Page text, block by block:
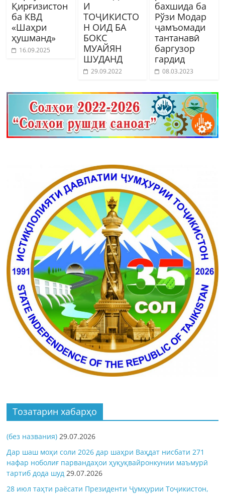
Қирғизистон
ба КВД
«Шаҳри
ҳушманд»
16.09.2025
И
ТОҶИКИСТО
Н ОИД БА
БОКС
МУАЙЯН
ШУДАНД
29.09.2022
бахшида ба
Рўзи Модар
ҷамъомади
тантанавӣ
баргузор
гардид
08.03.2023
Тозатарин хабарҳо
(без названия) 29.07.2026
Дар шаш моҳи соли 2026 дар шаҳри Ваҳдат нисбати 271
нафар ноболиғ парвандаҳои ҳуқуқвайронкунии маъмурӣ
тартиб дода шуд 29.07.2026
28 июл таҳти раёсати Президенти Ҷумҳурии Тоҷикистон,